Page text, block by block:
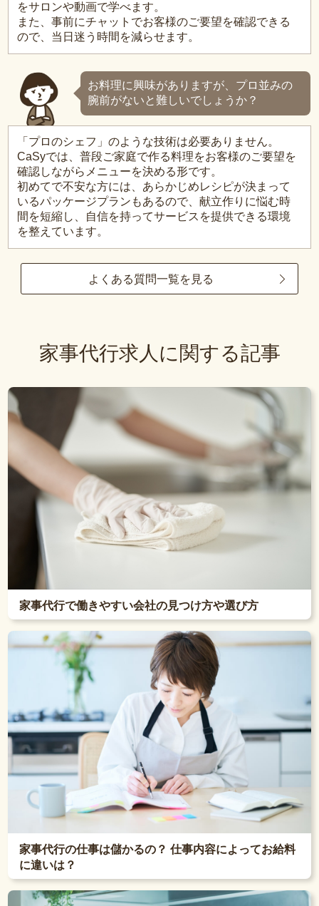
をサロンや動画で学べます。
また、事前にチャットでお客様のご要望を確認できる
ので、当日迷う時間を減らせます。
お料理に興味がありますが、プロ並みの
腕前がないと難しいでしょうか？
「プロのシェフ」のような技術は必要ありません。
CaSyでは、普段ご家庭で作る料理をお客様のご要望を
確認しながらメニューを決める形です。
初めてで不安な方には、あらかじめレシピが決まって
いるパッケージプランもあるので、献立作りに悩む時
間を短縮し、自信を持ってサービスを提供できる環境
を整えています。
よくある質問一覧を見る
家事代行求人に関する記事
家事代行で働きやすい会社の見つけ方や選び方
家事代行の仕事は儲かるの？ 仕事内容によってお給料
に違いは？